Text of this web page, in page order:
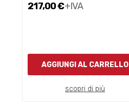
217,00 €+IVA
AGGIUNGI AL CARRELLO
scopri di più